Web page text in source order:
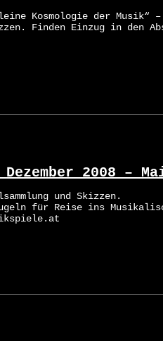
Kosmologie der Musik“
Finden Einzug in den
2008 –
und Skizzen.
für Reise ins